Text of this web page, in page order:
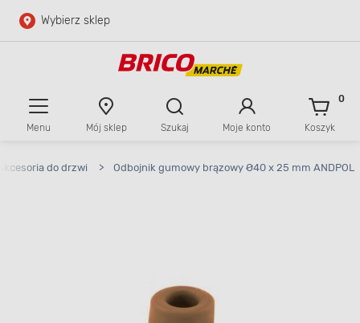
Przejdź do głównej zawartości
Wybierz sklep
Menu Mój sklep Szukaj Moje konto Koszyk
0
do drzwi > Odbojnik gumowy brązowy Ø40 x 25 mm ANDPOL